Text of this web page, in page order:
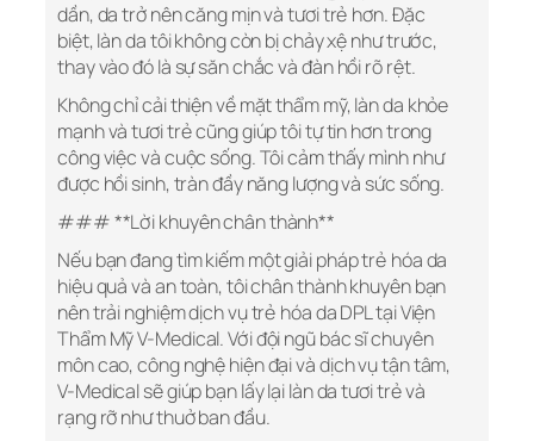
dần, da trở nên căng mịn và tươi trẻ hơn. Đặc
biệt, làn da tôi không còn bị chảy xệ như trước,
thay vào đó là sự săn chắc và đàn hồi rõ rệt.
Không chỉ cải thiện về mặt thẩm mỹ, làn da khỏe
mạnh và tươi trẻ cũng giúp tôi tự tin hơn trong
công việc và cuộc sống. Tôi cảm thấy mình như
được hồi sinh, tràn đầy năng lượng và sức sống.
### **Lời khuyên chân thành**
Nếu bạn đang tìm kiếm một giải pháp trẻ hóa da
hiệu quả và an toàn, tôi chân thành khuyên bạn
nên trải nghiệm dịch vụ trẻ hóa da DPL tại Viện
Thẩm Mỹ V-Medical. Với đội ngũ bác sĩ chuyên
môn cao, công nghệ hiện đại và dịch vụ tận tâm,
V-Medical sẽ giúp bạn lấy lại làn da tươi trẻ và
rạng rỡ như thuở ban đầu.